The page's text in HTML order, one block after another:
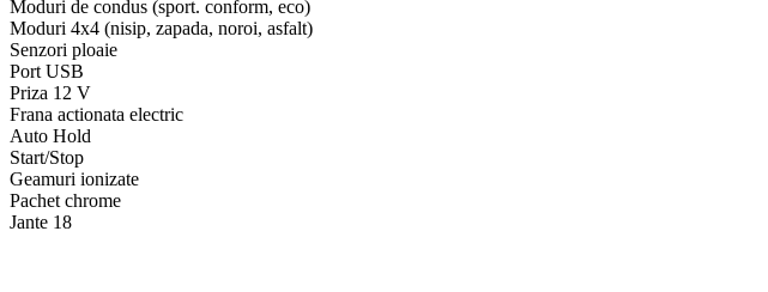
Moduri de condus (sport. conform, eco)
Moduri 4x4 (nisip, zapada, noroi, asfalt)
Senzori ploaie
Port USB
Priza 12 V
Frana actionata electric
Auto Hold
Start/Stop
Geamuri ionizate
Pachet chrome
Jante 18